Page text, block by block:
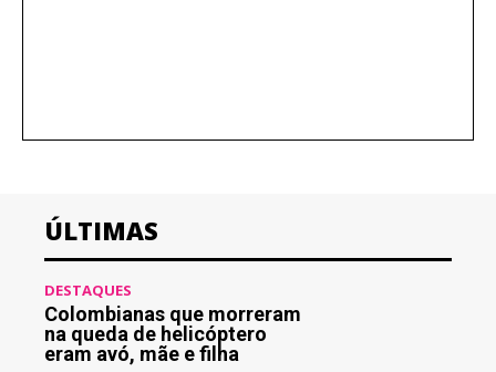
ÚLTIMAS
DESTAQUES
Colombianas que morreram
na queda de helicóptero
eram avó, mãe e filha